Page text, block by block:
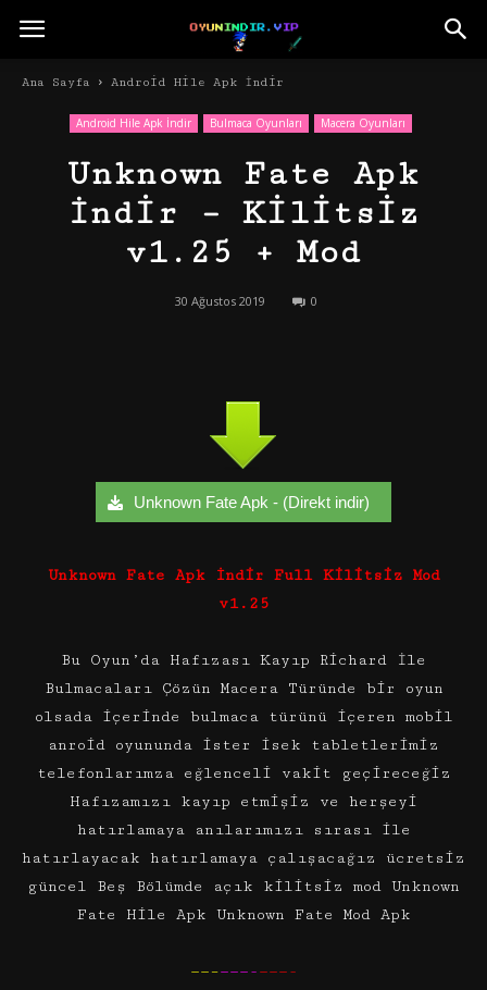
Ana Sayfa Android Hile Apk İndir
Android Hile Apk İndir Bulmaca Oyunları Macera Oyunları
Unknown Fate Apk
İndir – Kilitsiz
v1.25 + Mod
30 Ağustos 2019 0
Unknown Fate Apk - (Direkt indir)
Unknown Fate Apk İndir Full Kilitsiz Mod
v1.25
Bu Oyun’da Hafızası Kayıp Richard İle
Bulmacaları Çözün Macera Türünde bir oyun
olsada içerinde bulmaca türünü içeren mobil
anroid oyununda ister isek tabletlerimiz
telefonlarımza eğlenceli vakit geçireceğiz
Hafızamızı kayıp etmişiz ve herşeyi
hatırlamaya anılarımızı sırası ile
hatırlayacak hatırlamaya çalışacağız ücretsiz
güncel Beş Bölümde açık kilitsiz mod Unknown
Fate Hile Apk Unknown Fate Mod Apk
——–———-———-